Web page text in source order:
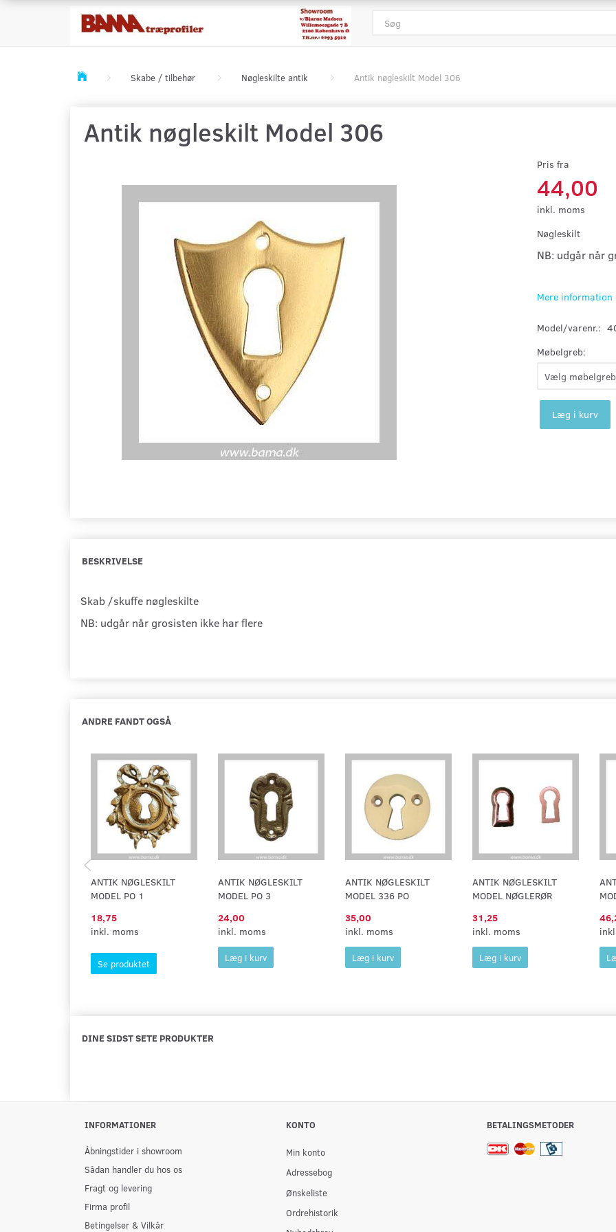
Skabe / tilbehør Nøgleskilte antik Antik nøgleskilt Model 306
Antik nøgleskilt Model 306
Pris fra
44,00
inkl. moms
Nøgleskilt
NB: udgår når
Mere information
Model/varenr.:
Møbelgreb:
Læg i kurv
BESKRIVELSE
Skab /skuffe nøgleskilte
NB: udgår når grosisten ikke har flere
ANDRE FANDT OGSÅ
ANTIK NØGLESKILT
MODEL PO 1
18,75
inkl. moms
Se produktet
ANTIK NØGLESKILT
MODEL PO 3
24,00
inkl. moms
Læg i kurv
ANTIK NØGLESKILT
MODEL 336 PO
35,00
inkl. moms
Læg i kurv
ANTIK NØGLESKILT
MODEL NØGLERØR
31,25
inkl. moms
Læg i kurv
DINE SIDST SETE PRODUKTER
INFORMATIONER
Åbningstider i showroom
Sådan handler du hos os
Fragt og levering
Firma profil
Betingelser & Vilkår
KONTO
Min konto
Adressebog
Ønskeliste
Ordrehistorik
BETALINGSMETODER